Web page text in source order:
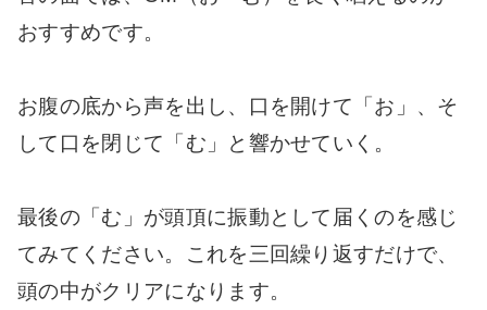
おすすめです。
お腹の底から声を出し、口を開けて「お」、そ
して口を閉じて「む」と響かせていく。
最後の「む」が頭頂に振動として届くのを感じ
てみてください。これを三回繰り返すだけで、
頭の中がクリアになります。